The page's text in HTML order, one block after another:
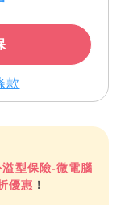
款
溢型保險-微電腦
優惠 ！